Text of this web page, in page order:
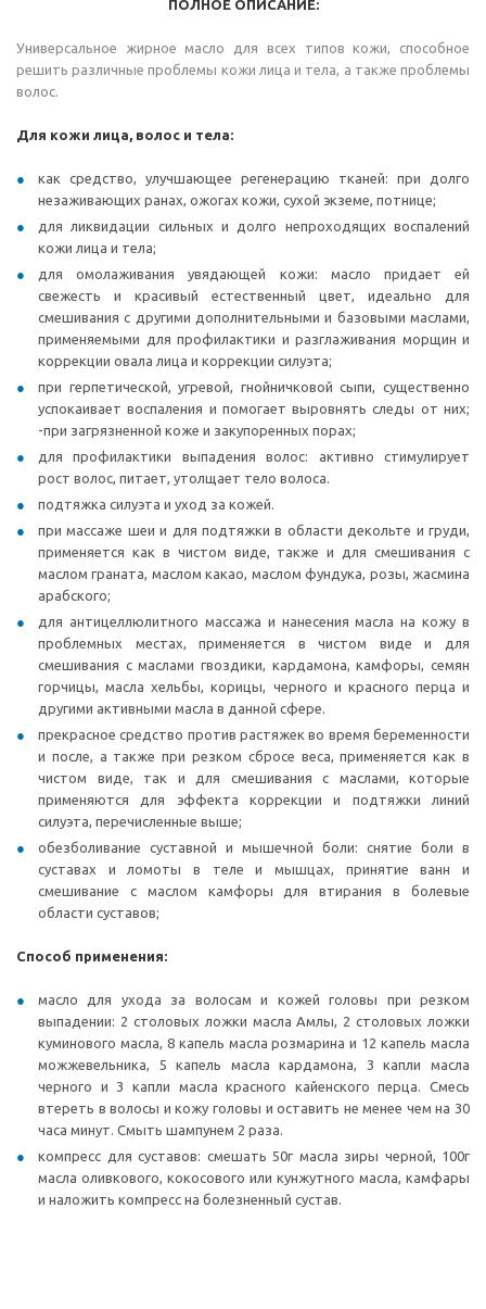
ПОЛНОЕ ОПИСАНИЕ:
Универсальное жирное масло для всех типов кожи, способное
решить различные проблемы кожи лица и тела, а также проблемы
волос.
Для кожи лица, волос и тела:
как средство, улучшающее регенерацию тканей: при долго
незаживающих ранах, ожогах кожи, сухой экземе, потнице;
для ликвидации сильных и долго непроходящих воспалений
кожи лица и тела;
для омолаживания увядающей кожи: масло придает ей
свежесть и красивый естественный цвет, идеально для
смешивания с другими дополнительными и базовыми маслами,
применяемыми для профилактики и разглаживания морщин и
коррекции овала лица и коррекции силуэта;
при герпетической, угревой, гнойничковой сыпи, существенно
успокаивает воспаления и помогает выровнять следы от них;
-при загрязненной коже и закупоренных порах;
для профилактики выпадения волос: активно стимулирует
рост волос, питает, утолщает тело волоса.
подтяжка силуэта и уход за кожей.
при массаже шеи и для подтяжки в области декольте и груди,
применяется как в чистом виде, также и для смешивания с
маслом граната, маслом какао, маслом фундука, розы, жасмина
арабского;
для антицеллюлитного массажа и нанесения масла на кожу в
проблемных местах, применяется в чистом виде и для
смешивания с маслами гвоздики, кардамона, камфоры, семян
горчицы, масла хельбы, корицы, черного и красного перца и
другими активными масла в данной сфере.
прекрасное средство против растяжек во время беременности
и после, а также при резком сбросе веса, применяется как в
чистом виде, так и для смешивания с маслами, которые
применяются для эффекта коррекции и подтяжки линий
силуэта, перечисленные выше;
обезболивание суставной и мышечной боли: снятие боли в
суставах и ломоты в теле и мышцах, принятие ванн и
смешивание с маслом камфоры для втирания в болевые
области суставов;
Способ применения:
масло для ухода за волосам и кожей головы при резком
выпадении: 2 столовых ложки масла Амлы, 2 столовых ложки
куминового масла, 8 капель масла розмарина и 12 капель масла
можжевельника, 5 капель масла кардамона, 3 капли масла
черного и 3 капли масла красного кайенского перца. Смесь
втереть в волосы и кожу головы и оставить не менее чем на 30
часа минут. Смыть шампунем 2 раза.
компресс для суставов: смешать 50г масла зиры черной, 100г
масла оливкового, кокосового или кунжутного масла, камфары
и наложить компресс на болезненный сустав.